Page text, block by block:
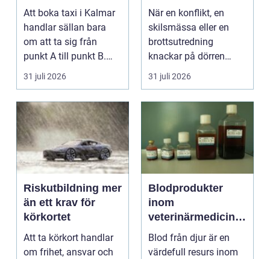
hela resan
Att boka taxi i Kalmar
handlar sällan bara
om att ta sig från
punkt A till punkt B.
För många är res...
31 juli 2026
livet krånglar
När en konflikt, en
skilsmässa eller en
brottsutredning
knackar på dörren
förändras vardagen
snabbt....
31 juli 2026
Riskutbildning mer
än ett krav för
körkortet
Att ta körkort handlar
om frihet, ansvar och
Blodprodukter
inom
veterinärmedicin
funktion, kvalitet
och användning
Blod från djur är en
värdefull resurs inom